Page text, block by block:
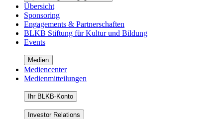
Übersicht
Sponsoring
Engagements & Partnerschaften
BLKB Stiftung für Kultur und Bildung
Events
Medien
Mediencenter
Medienmitteilungen
Ihr BLKB-Konto
Investor Relations